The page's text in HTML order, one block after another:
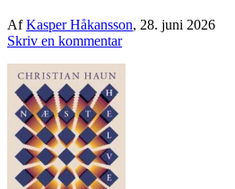
AfKasper Håkansson, 28. juni 2026
Skriv en kommentar